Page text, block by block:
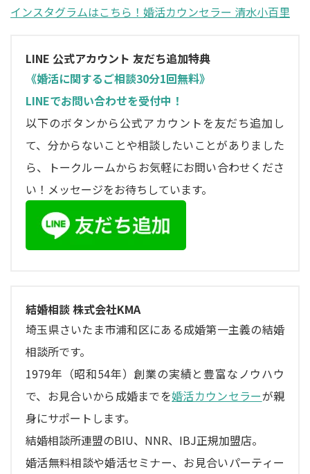
インスタグラムはこちら！婚活カウンセラー 清水小百里
LINE 公式アカウント 友だち追加特典
《婚活に関するご相談30分1回無料》
LINEでお問い合わせを受付中！
以下のボタンから公式アカウントを友だち追加し
て、分からないことや相談したいことがありました
ら、トークルームからお気軽にお問い合わせくださ
い！メッセージをお待ちしています。
結婚相談 株式会社KMA
埼玉県さいたま市浦和区にある成婚第一主義の結婚
相談所です。
1979年（昭和54年）創業の実績と豊富なノウハウ
で、お見合いから成婚までを婚活カウンセラーが親
身にサポートします。
結婚相談所連盟のBIU、NNR、IBJ正規加盟店。
婚活無料相談や婚活セミナー、お見合いパーティー